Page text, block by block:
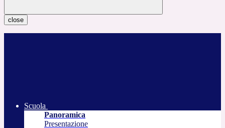
close
Scuola
Panoramica
Presentazione